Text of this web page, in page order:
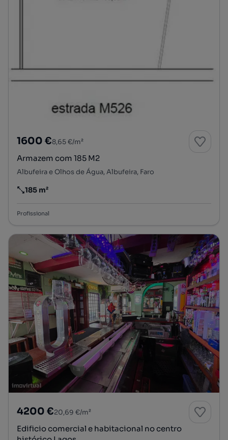
1600 €8,65 €/m²
Armazem com 185 M2
Albufeira e Olhos de Água, Albufeira, Faro
Preço por metro quadrado
185 m²
Profissional
4200 €20,69 €/m²
Edificio comercial e habitacional no centro